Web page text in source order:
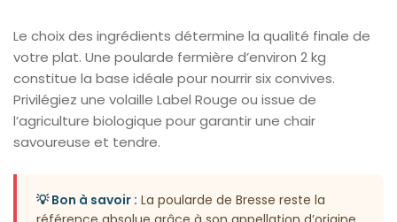
Le choix des ingrédients détermine la qualité finale de
votre plat. Une poularde fermière d’environ 2 kg
constitue la base idéale pour nourrir six convives.
Privilégiez une volaille Label Rouge ou issue de
l’agriculture biologique pour garantir une chair
savoureuse et tendre.
💡 Bon à savoir : La poularde de Bresse reste la